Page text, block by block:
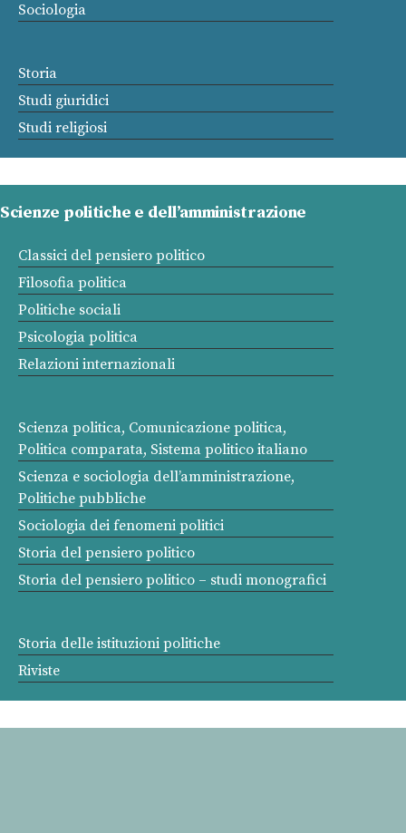
Sociologia
Storia
Studi giuridici
Studi religiosi
Scienze politiche e dell’amministrazione
Classici del pensiero politico
Filosofia politica
Politiche sociali
Psicologia politica
Relazioni internazionali
Scienza politica, Comunicazione politica,
Politica comparata, Sistema politico italiano
Scienza e sociologia dell’amministrazione,
Politiche pubbliche
Sociologia dei fenomeni politici
Storia del pensiero politico
Storia del pensiero politico – studi monografici
Storia delle istituzioni politiche
Riviste